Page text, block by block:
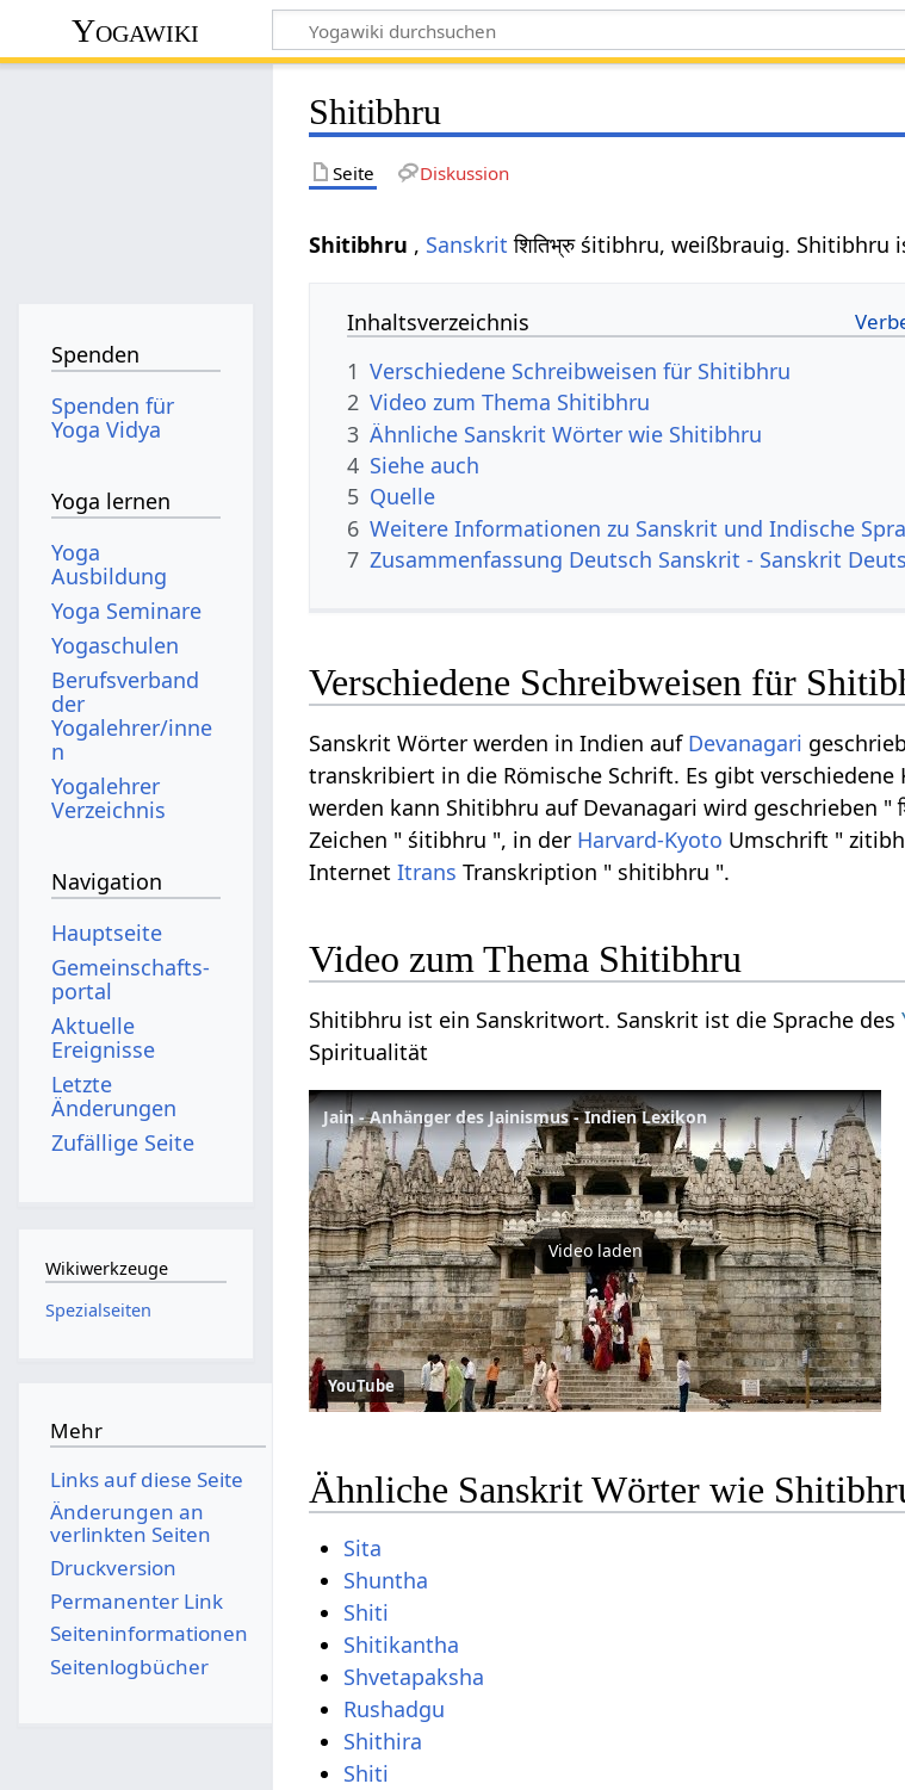
Yogawiki
Shitibhru
Seite Diskussion
Shitibhru , Sanskrit शितिभ्रु śitibhru, weißbrauig.
Inhaltsverzeichnis
1 Verschiedene Schreibweisen für Shitibhru
2 Video zum Thema Shitibhru
3 Ähnliche Sanskrit Wörter wie Shitibhru
4 Siehe auch
5 Quelle
6 Weitere Informationen zu Sanskrit und Indische
7 Zusammenfassung Deutsch Sanskrit - Sanskrit
Verschiedene Schreibweisen für
Sanskrit Wörter werden in Indien auf Devanagari
transkribiert in die Römische Schrift. Es gibt
werden kann Shitibhru auf Devanagari wird geschrieben
Zeichen " śitibhru ", in der Harvard-Kyoto Umschrift "
InternetItrans Transkription " shitibhru ".
Video zum Thema Shitibhru
Shitibhru ist ein Sanskritwort. Sanskrit ist die Sprache des
Spiritualität
Jain - Anhänger des Jainismus - Indien Lexikon
Video laden
YouTube
Ähnliche Sanskrit Wörter wie
Sita
Shuntha
Shiti
Shitikantha
Shvetapaksha
Rushadgu
Shithira
Shiti
Spenden
Spenden für
Yoga Vidya
Yoga lernen
Yoga
Ausbildung
Yoga Seminare
Yogaschulen
Berufsverband
der
Yogalehrer/inne
n
Yogalehrer
Verzeichnis
Navigation
Hauptseite
Gemeinschafts­
portal
Aktuelle
Ereignisse
Letzte
Änderungen
Zufällige Seite
Wikiwerkzeuge
Spezialseiten
Mehr
Links auf diese Seite
Änderungen an
verlinkten Seiten
Druckversion
Permanenter Link
Seiten­­informationen
Seitenlogbücher